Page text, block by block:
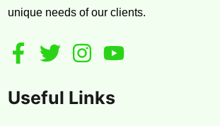
unique needs of our clients.
Useful Links